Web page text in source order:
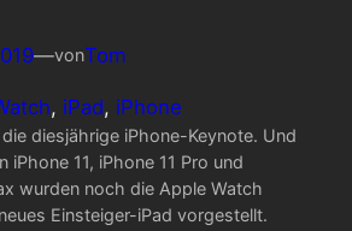
—vonTom
, iPad, iPhone
diesjährige iPhone-Keynote. Und
iPhone 11, iPhone 11 Pro und
wurden noch die Apple Watch
Einsteiger-iPad vorgestellt.